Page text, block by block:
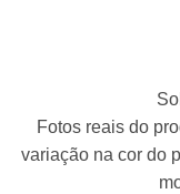
Fotos reais do
variação na cor do